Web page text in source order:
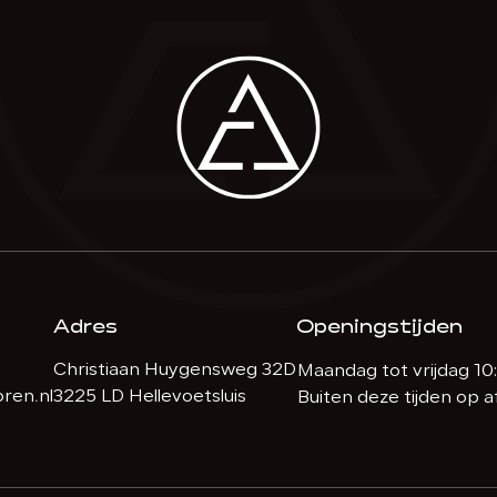
Adres
Christiaan Huygensweg 32D
3225 LD Hellevoetsluis
Openingstijden
Maandag tot vrijdag
Buiten deze tijden op